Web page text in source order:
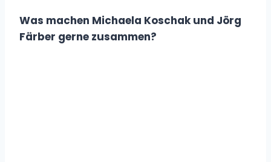
Was machen Michaela Koschak und Jörg
Färber gerne zusammen?